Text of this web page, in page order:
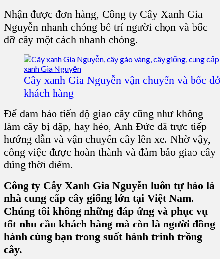
Nhận được đơn hàng, Công ty Cây Xanh Gia
Nguyễn nhanh chóng bố trí người chọn và bốc
dỡ cây một cách nhanh chóng.
Cây xanh Gia Nguyễn vận chuyển và bốc
khách hàng
Để đảm bảo tiến độ giao cây cũng như không
làm cây bị dập, hay héo, Anh Đức đã trực tiếp
hướng dẫn và vận chuyển cây lên xe. Nhờ vậy,
công việc được hoàn thành và đảm bảo giao cây
đúng thời điểm.
Công ty Cây Xanh Gia Nguyễn luôn tự hào là
nhà cung cấp cây giống lớn tại Việt Nam.
Chúng tôi không những đáp ứng và phục vụ
tốt nhu cầu khách hàng mà còn là người đồng
hành cùng bạn trong suốt hành trình trồng
cây.